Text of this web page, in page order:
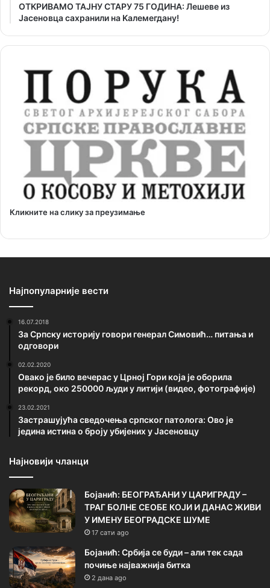
ОТKРИВАМО ТАЈНУ СТАРУ 75 ГОДИНА: Лешеве из
Јасеновца сахранили на Kалемегдану!
Кликните на слику за преузимање
Најпопуларније вести
16.07.2018
За Српску историју говори генерал Симовић… питања и
одговори
02.02.2020
Овако је било вечерас у Црној Гори која је оборила
рекорд, око 250000 људи у литији (видео, фотографије)
23.02.2021
Застрашујућа сведочења српског патолога: Ово је
једина истина о броју убијених у Јасеновцу
Најновији чланци
Бојанић: БЕОГРАЂАНИ У ЦАРИГРАДУ –
ТРАГ БОЛНЕ СЕОБЕ КОЈИ И ДАНАС ЖИВИ
У ИМЕНУ БЕОГРАДСКЕ ШУМЕ
17 сати ago
Бојанић: Србија се буди – али тек сада
почиње најважнија битка
2 дана ago